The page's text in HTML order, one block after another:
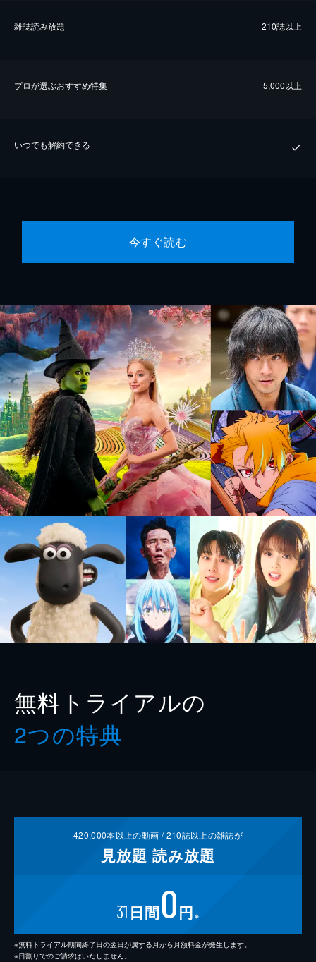
雑誌読み放題 210誌以上
プロが選ぶおすすめ特集 5,000以上
いつでも解約できる
今すぐ読む
無料トライアルの
2つの特典
420,000本以上の動画 /210誌以上の雑誌が
見放題 読み放題
31 日間0円 ※
※無料トライアル期間終了日の翌日が属する月から月額料金が発生します。
※日割りでのご請求はいたしません。